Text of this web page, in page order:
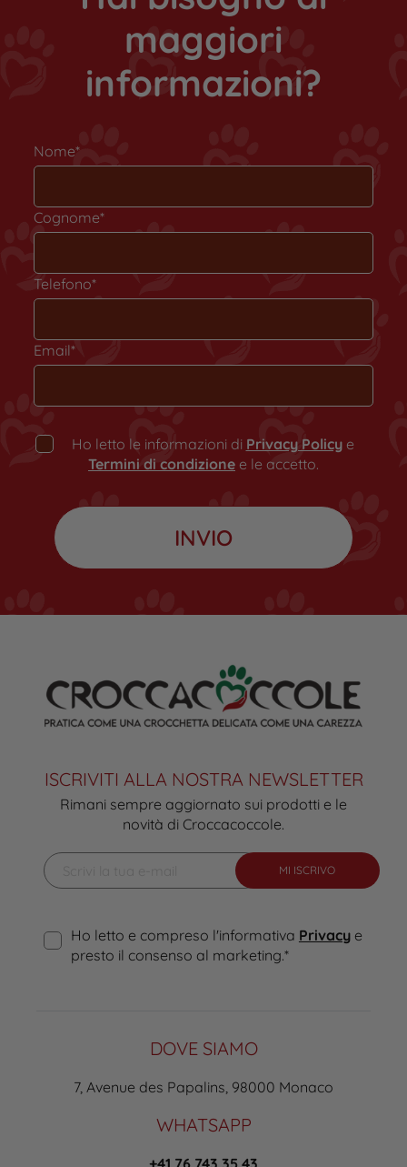
maggiori
informazioni?
Nome*
Cognome*
Telefono*
Email*
Ho letto le informazioni di Privacy Policye
Termini di condizione e le accetto.
ISCRIVITI ALLA NOSTRA NEWSLETTER
Rimani sempre aggiornato sui prodotti e le
novità di Croccacoccole.
MI ISCRIVO
Ho letto e compreso l'informativa Privacye
presto il consenso al marketing.*
DOVE SIAMO
7, Avenue des Papalins, 98000 Monaco
WHATSAPP